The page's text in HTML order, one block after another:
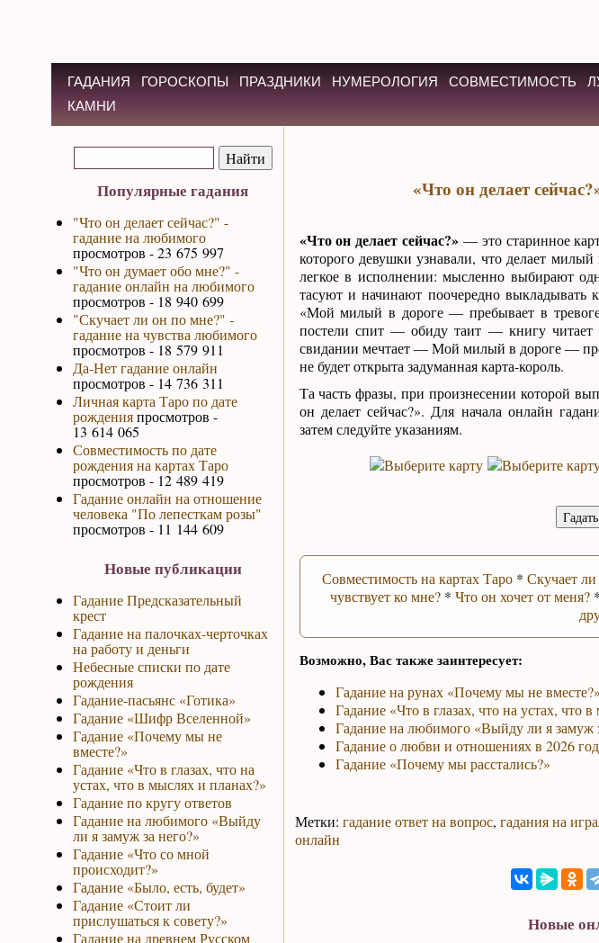
ГАДАНИЯ ГОРОСКОПЫ ПРАЗДНИКИ НУМЕРОЛОГИЯ СОВМЕСТИМОСТЬ
КАМНИ
Популярные гадания
"Что он делает сейчас?" -
гадание на любимого
просмотров - 23 675 997
"Что он думает обо мне?" -
гадание онлайн на любимого
просмотров - 18 940 699
"Скучает ли он по мне?" -
гадание на чувства любимого
просмотров - 18 579 911
Да-Нет гадание онлайн
просмотров - 14 736 311
Личная карта Таро по дате
рожденияпросмотров -
13 614 065
Совместимость по дате
рождения на картах Таро
просмотров - 12 489 419
Гадание онлайн на отношение
человека "По лепесткам розы"
просмотров - 11 144 609
Новые публикации
Гадание Предсказательный
крест
Гадание на палочках-черточках
на работу и деньги
Небесные списки по дате
рождения
Гадание-пасьянс «Готика»
Гадание «Шифр Вселенной»
Гадание «Почему мы не
вместе?»
Гадание «Что в глазах, что на
устах, что в мыслях и планах?»
Гадание по кругу ответов
Гадание на любимого «Выйду
ли я замуж за него?»
Гадание «Что со мной
происходит?»
Гадание «Было, есть, будет»
Гадание «Стоит ли
прислушаться к совету?»
Гадание на древнем Русском
«Что он делает
«Что он делает сейчас?» — это старинное
которого девушки узнавали, что делает
легкое в исполнении: мысленно выбирают
тасуют и начинают поочередно выкладывать
«Мой милый в дороге — пребывает в
постели спит — обиду таит — книгу
свидании мечтает — Мой милый в дороге —
не будет открыта задуманная карта-король.
Та часть фразы, при произнесении которой
он делает сейчас?». Для начала онлайн
затем следуйте указаниям.
Совместимость на картах Таро * Скучает
чувствует ко мне? * Что он хочет от меня? *
Возможно, Вас также заинтересует:
Гадание на рунах «Почему мы не вместе?»
Гадание «Что в глазах, что на устах, что
Гадание на любимого «Выйду ли я замуж
Гадание о любви и отношениях в 2026
Гадание «Почему мы расстались?»
Метки: гадание ответ на вопрос, гадания на
онлайн
Новые